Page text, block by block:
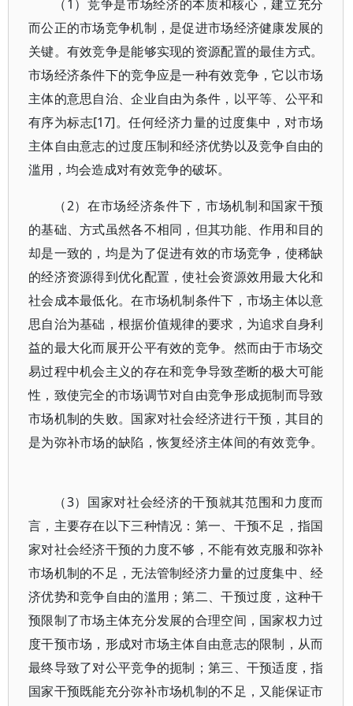
（1）竞争是市场经济的本质和核心，建立充分
而公正的市场竞争机制，是促进市场经济健康发展的
关键。有效竞争是能够实现的资源配置的最佳方式。
市场经济条件下的竞争应是一种有效竞争，它以市场
主体的意思自治、企业自由为条件，以平等、公平和
有序为标志[17]。任何经济力量的过度集中，对市场
主体自由意志的过度压制和经济优势以及竞争自由的
滥用，均会造成对有效竞争的破坏。
（2）在市场经济条件下，市场机制和国家干预
的基础、方式虽然各不相同，但其功能、作用和目的
却是一致的，均是为了促进有效的市场竞争，使稀缺
的经济资源得到优化配置，使社会资源效用最大化和
社会成本最低化。在市场机制条件下，市场主体以意
思自治为基础，根据价值规律的要求，为追求自身利
益的最大化而展开公平有效的竞争。然而由于市场交
易过程中机会主义的存在和竞争导致垄断的极大可能
性，致使完全的市场调节对自由竞争形成扼制而导致
市场机制的失败。国家对社会经济进行干预，其目的
是为弥补市场的缺陷，恢复经济主体间的有效竞争。
（3）国家对社会经济的干预就其范围和力度而
言，主要存在以下三种情况：第一、干预不足，指国
家对社会经济干预的力度不够，不能有效克服和弥补
市场机制的不足，无法管制经济力量的过度集中、经
济优势和竞争自由的滥用；第二、干预过度，这种干
预限制了市场主体充分发展的合理空间，国家权力过
度干预市场，形成对市场主体自由意志的限制，从而
最终导致了对公平竞争的扼制；第三、干预适度，指
国家干预既能充分弥补市场机制的不足，又能保证市